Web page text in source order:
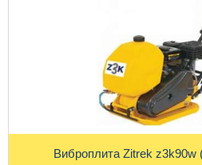
Виброплита Zitrek z3k90w